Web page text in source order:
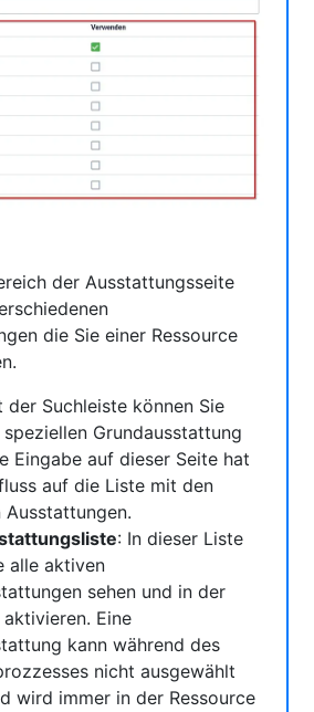
der Ausstattungsseite
die Sie einer Ressource
der Suchleiste können Sie
speziellen Grundausstattung
Eingabe auf dieser Seite hat
auf die Liste mit den
Ausstattungen.
: In dieser Liste
alle aktiven
sehen und in der
aktivieren. Eine
kann während des
nicht ausgewählt
wird immer in der Ressource